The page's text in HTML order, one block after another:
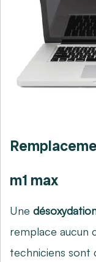
m1 max
Une
remplace aucun
techniciens sont